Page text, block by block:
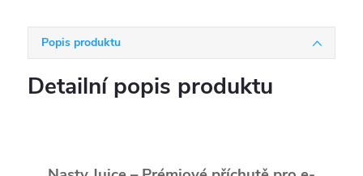
Popis produktu
Detailní popis produktu